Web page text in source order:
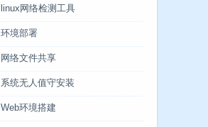
linux网络检测工具
环境部署
网络文件共享
系统无人值守安装
Web环境搭建